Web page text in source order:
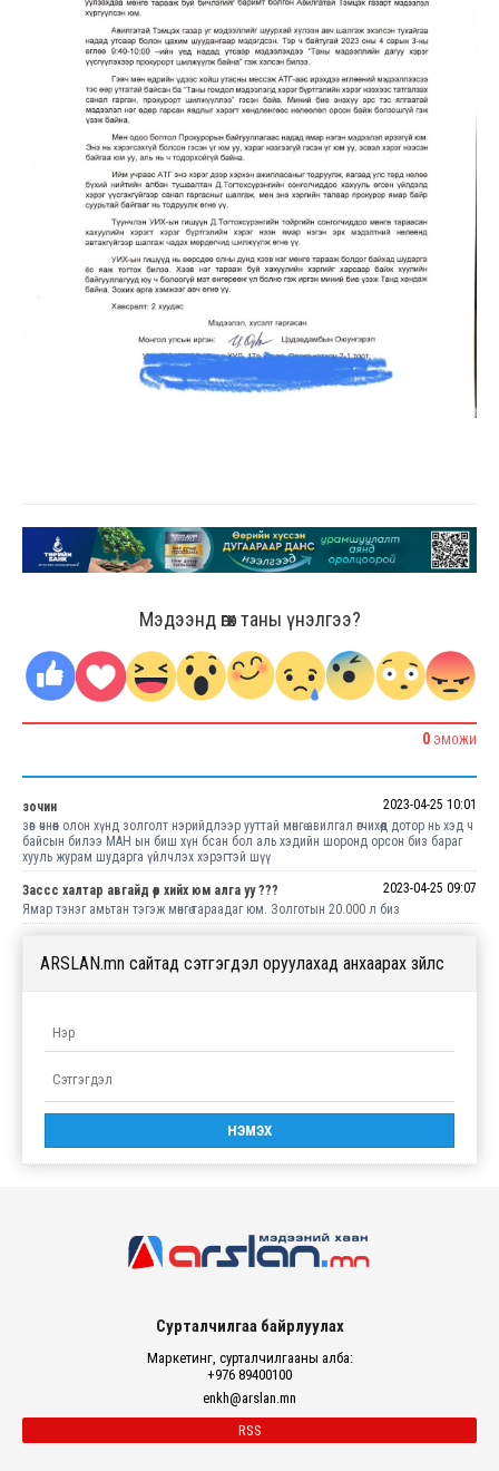
Мэдээнд өгөх таны үнэлгээ?
0 ЭМОЖИ
зочин
2023-04-25 10:01
зөв өчнөөн олон хүнд золголт нэрийдлээр ууттай мөнгө авилгал өгчихөөд дотор нь хэд ч
байсын билээ МАН ын биш хүн бсан бол аль хэдийн шоронд орсон биз бараг
хууль журам шударга үйлчлэх хэрэгтэй шүү
Зассс халтар авгайд өөр хийх юм алга уу ???
2023-04-25 09:07
Ямар тэнэг амьтан тэгэж мөнгө тараадаг юм. Золготын 20.000 л биз
ARSLAN.mn сайтад сэтгэгдэл оруулахад анхаарах зүйлс
Сурталчилгаа байрлуулах
Маркетинг, сурталчилгааны алба:
+976 89400100
enkh@arslan.mn
RSS